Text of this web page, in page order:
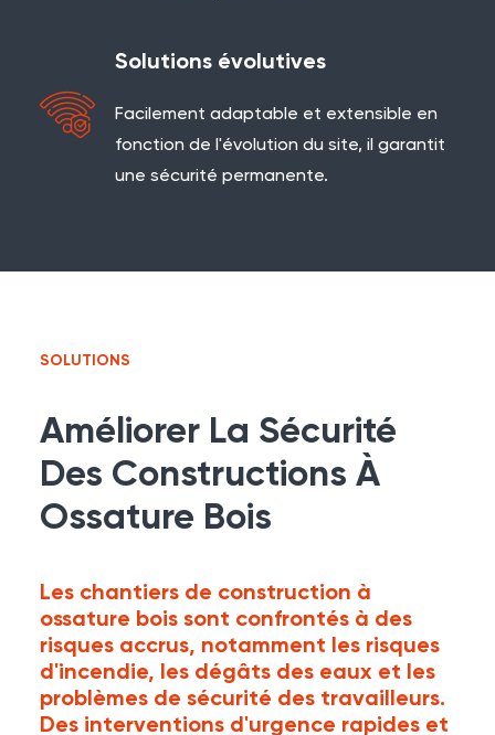
Solutions évolutives
Facilement adaptable et extensible en
fonction de l'évolution du site, il garantit
une sécurité permanente.
SOLUTIONS
Améliorer La Sécurité
Des Constructions À
Ossature Bois
Les chantiers de construction à
ossature bois sont confrontés à des
risques accrus, notamment les risques
d'incendie, les dégâts des eaux et les
problèmes de sécurité des travailleurs.
Des interventions d'urgence rapides et